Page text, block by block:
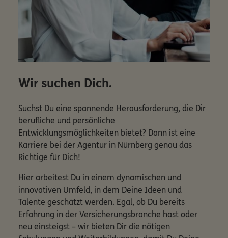
Wir suchen Dich.
Suchst Du eine spannende Herausforderung, die Dir
berufliche und persönliche
Entwicklungsmöglichkeiten bietet? Dann ist eine
Karriere bei der Agentur in Nürnberg genau das
Richtige für Dich!
Hier arbeitest Du in einem dynamischen und
innovativen Umfeld, in dem Deine Ideen und
Talente geschätzt werden. Egal, ob Du bereits
Erfahrung in der Versicherungsbranche hast oder
neu einsteigst – wir bieten Dir die nötigen